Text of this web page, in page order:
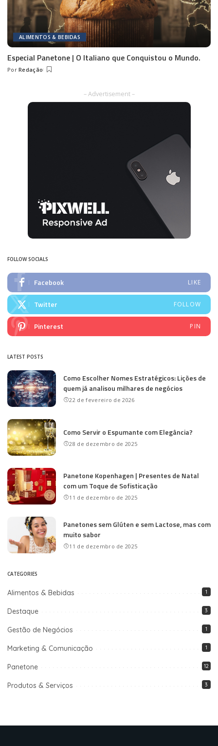
ALIMENTOS & BEBIDAS
Especial Panetone | O Italiano que Conquistou o Mundo.
Posted
Por Redação
– Advertisement –
FOLLOW SOCIALS
Facebook LIKE
Twitter FOLLOW
Pinterest PIN
LATEST POSTS
Como Escolher Nomes Estratégicos: Lições de
quem já analisou milhares de negócios
22 de fevereiro de 2026
Como Servir o Espumante com Elegância?
28 de dezembro de 2025
Panetone Kopenhagen | Presentes de Natal
com um Toque de Sofisticação
11 de dezembro de 2025
Panetones sem Glúten e sem Lactose, mas com
muito sabor
11 de dezembro de 2025
CATEGORIES
Alimentos & Bebidas 1
Destaque 3
Gestão de Negócios 1
Marketing & Comunicação 1
Panetone 12
Produtos & Serviços 3